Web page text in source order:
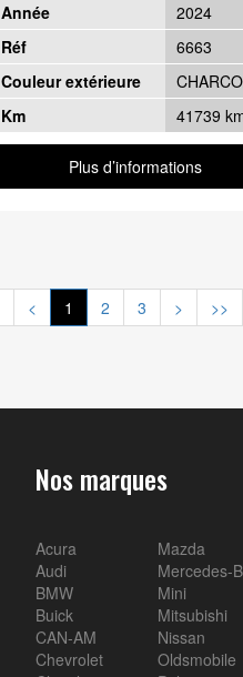
Année
2024
Réf
6663
Couleur extérieure
Km
41739
Plus d’informations
< 1 2 3 > >>
Nos marques
Acura
Audi
BMW
Buick
CAN-AM
Chevrolet
Mazda
Mercedes-
Mini
Mitsubishi
Nissan
Oldsmobile